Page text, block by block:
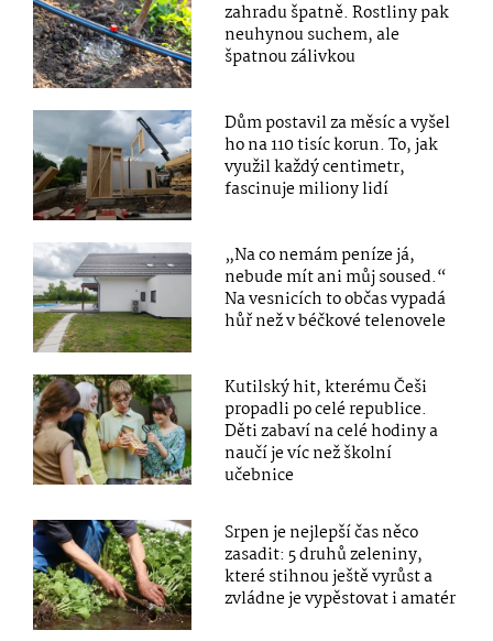
zahradu špatně. Rostliny pak
neuhynou suchem, ale
špatnou zálivkou
Dům postavil za měsíc a vyšel
ho na 110 tisíc korun. To, jak
využil každý centimetr,
fascinuje miliony lidí
„Na co nemám peníze já,
nebude mít ani můj soused.“
Na vesnicích to občas vypadá
hůř než v béčkové telenovele
Kutilský hit, kterému Češi
propadli po celé republice.
Děti zabaví na celé hodiny a
naučí je víc než školní
učebnice
Srpen je nejlepší čas něco
zasadit: 5 druhů zeleniny,
které stihnou ještě vyrůst a
zvládne je vypěstovat i amatér